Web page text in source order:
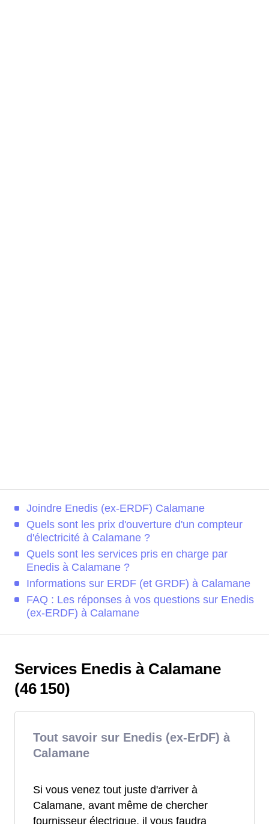
Joindre Enedis (ex-ERDF) Calamane
Quels sont les prix d'ouverture d'un compteur
d'électricité à Calamane ?
Quels sont les services pris en charge par
Enedis à Calamane ?
Informations sur ERDF (et GRDF) à Calamane
FAQ : Les réponses à vos questions sur Enedis
(ex-ERDF) à Calamane
Services Enedis à Calamane
(46 150)
Tout savoir sur Enedis (ex-ErDF) à
Calamane
Si vous venez tout juste d'arriver à
Calamane, avant même de chercher
fournisseur électrique, il vous faudra